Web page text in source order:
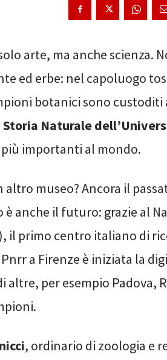
arte, ma anche scienza.
ed erbe: nel capoluogo
botanici sono custoditi
Storia Naturale
più importanti al mondo.
altro museo? Ancora il
è anche il futuro: grazie al
il primo centro italiano di
a Firenze è iniziata la
altre, per esempio Padova,
, ordinario di zoologia e